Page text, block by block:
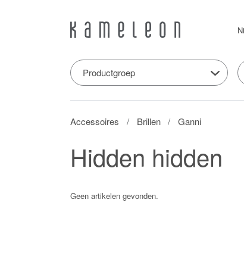
Productgroep
Accessoires Brillen Ganni
Hidden hidden
Geen artikelen gevonden.